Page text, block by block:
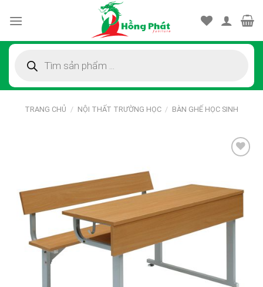
kiếm
TRANG CHỦ / NỘI THẤT TRƯỜNG HỌC / BÀN GHẾ HỌC SINH
Thêm
phẩm
thích